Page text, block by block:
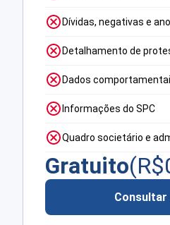
Dívidas, negativas e
Detalhamento de
Dados
Informações do SPC
Quadro societário e
Gratuito(R$